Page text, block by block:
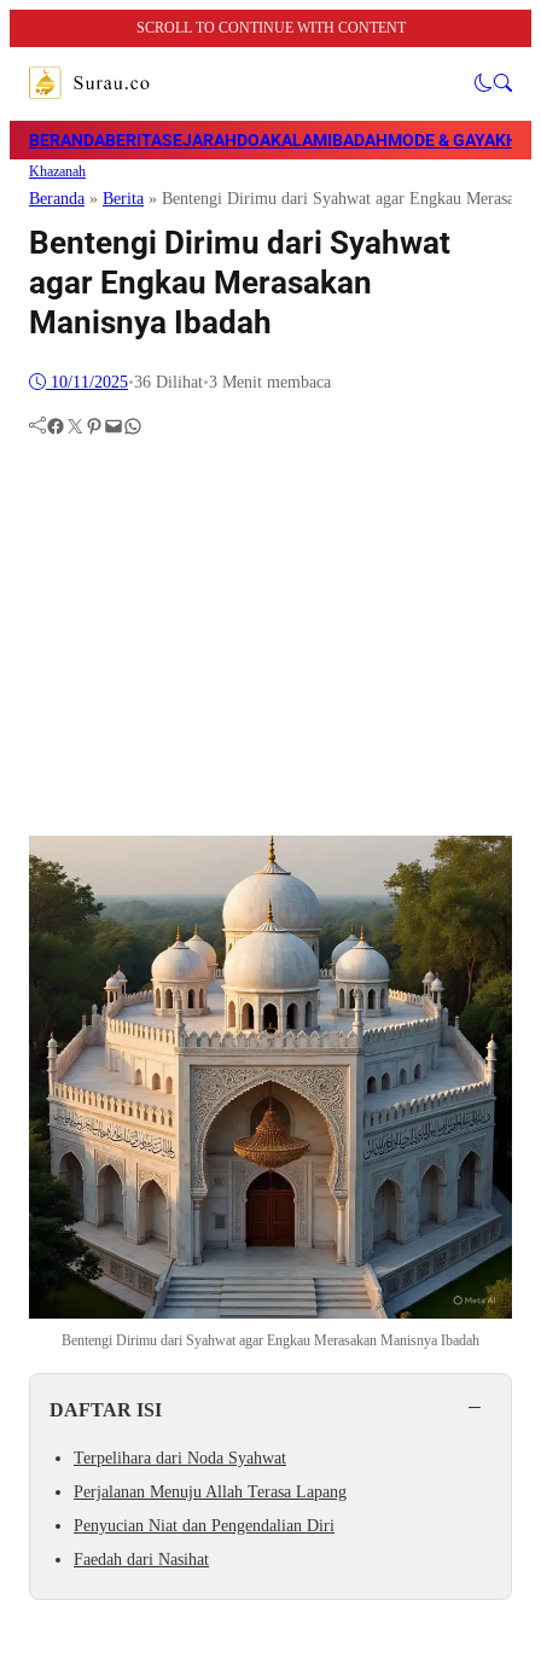
SCROLL TO CONTINUE WITH CONTENT
BERANDABERITASEJARAHDOAKALAMIBADAHMODE & GAYA
Khazanah
Beranda » Berita » Bentengi Dirimu dari Syahwat agar Engkau
Bentengi Dirimu dari Syahwat
agar Engkau Merasakan
Manisnya Ibadah
10/11/2025•36 Dilihat•3 Menit membaca
Facebook Twitter Pinterest Mail WhatsApp
Bentengi Dirimu dari Syahwat agar Engkau Merasakan Manisnya Ibadah
DAFTAR ISI −
Terpelihara dari Noda Syahwat
Perjalanan Menuju Allah Terasa Lapang
Penyucian Niat dan Pengendalian Diri
Faedah dari Nasihat